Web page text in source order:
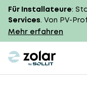
Für Installateure:
Services. Von PV-
Mehr erfahren
zolar logo